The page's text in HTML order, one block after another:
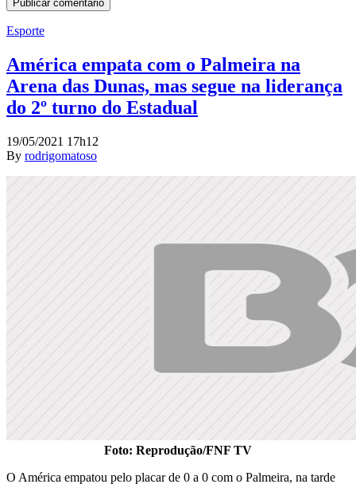
Esporte
América empata com o Palmeira na
Arena das Dunas, mas segue na liderança
do 2º turno do Estadual
19/05/2021 17h12
By rodrigomatoso
Foto: Reprodução/FNF TV
O América empatou pelo placar de 0 a 0 com o Palmeira, na tarde